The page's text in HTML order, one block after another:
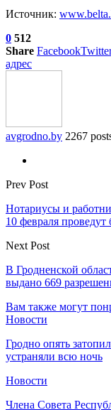
Источник:
0 512
Share Facebook
адрес
avgrodno.by 2267
Prev Post
Нотариусы и
10 февраля проведут
Next Post
В Гродненской
выдано 669
Вам также могут
Новости
Гродно опять
устраняли всю ночь
Новости
Члена Совета